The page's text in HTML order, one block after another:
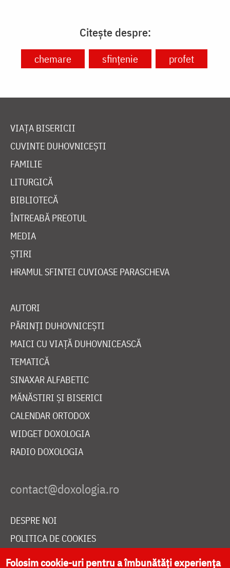
Citește despre:
chemare sfințenie profet
VIAȚA BISERICII
CUVINTE DUHOVNICEȘTI
FAMILIE
LITURGICĂ
BIBLIOTECĂ
ÎNTREABĂ PREOTUL
MEDIA
ȘTIRI
HRAMUL SFINTEI CUVIOASE PARASCHEVA
AUTORI
PĂRINȚI DUHOVNICEȘTI
MAICI CU VIAȚĂ DUHOVNICEASCĂ
TEMATICĂ
SINAXAR ALFABETIC
MĂNĂSTIRI ȘI BISERICI
CALENDAR ORTODOX
WIDGET DOXOLOGIA
RADIO DOXOLOGIA
DESPRE NOI
POLITICA DE COOKIES
DONEAZĂ ONLINE PENTRU CATEDRALA NAȚIONALĂ
Folosim cookie-uri pentru a îmbunătăți experiența